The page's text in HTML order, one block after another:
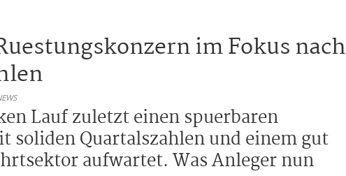
im Fokus nach
Lauf zuletzt einen spuerbaren
soliden Quartalszahlen und einem gut
aufwartet. Was Anleger nun